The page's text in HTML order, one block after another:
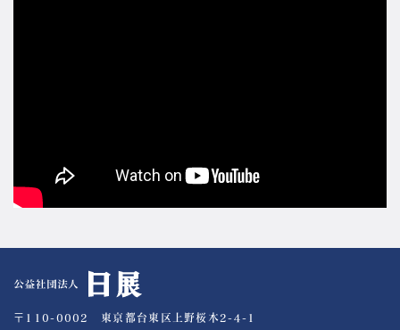
〒110-0002 東京都台東区上野桜木2-4-1